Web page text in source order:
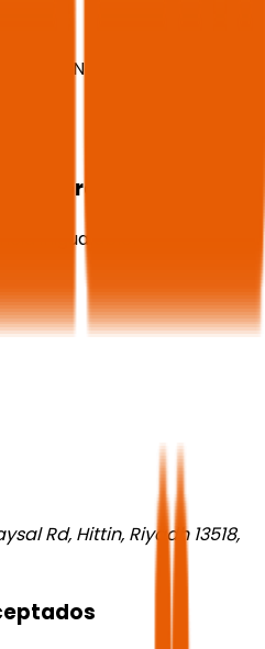
No. 73102191
ahora
inigualable!
Rd, Hittin, Riyadh 13518,